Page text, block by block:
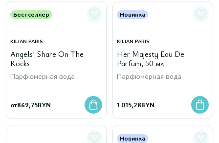
Бестселлер
KILIAN PARIS
Angels' Share On The
Rocks
Парфюмерная вода
от869,75BYN
Новинка
KILIAN PARIS
Her Majesty Eau De
Parfum, 50 мл
Парфюмерная вода
1 015,28BYN
Новинка